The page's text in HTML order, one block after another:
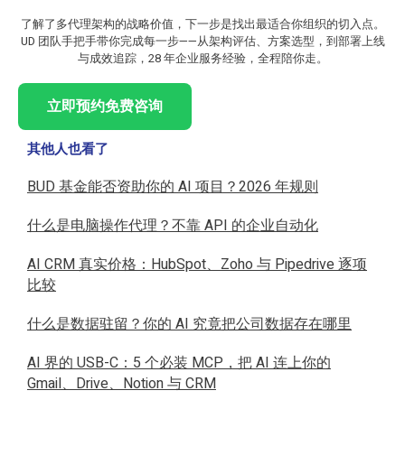
了解了多代理架构的战略价值，下一步是找出最适合你组织的切入点。
UD 团队手把手带你完成每一步——从架构评估、方案选型，到部署上线
与成效追踪，28 年企业服务经验，全程陪你走。
立即预约免费咨询
其他人也看了
BUD 基金能否资助你的 AI 项目？2026 年规则
什么是电脑操作代理？不靠 API 的企业自动化
AI CRM 真实价格：HubSpot、Zoho 与 Pipedrive 逐项
比较
什么是数据驻留？你的 AI 究竟把公司数据存在哪里
AI 界的 USB-C：5 个必装 MCP，把 AI 连上你的
Gmail、Drive、Notion 与 CRM